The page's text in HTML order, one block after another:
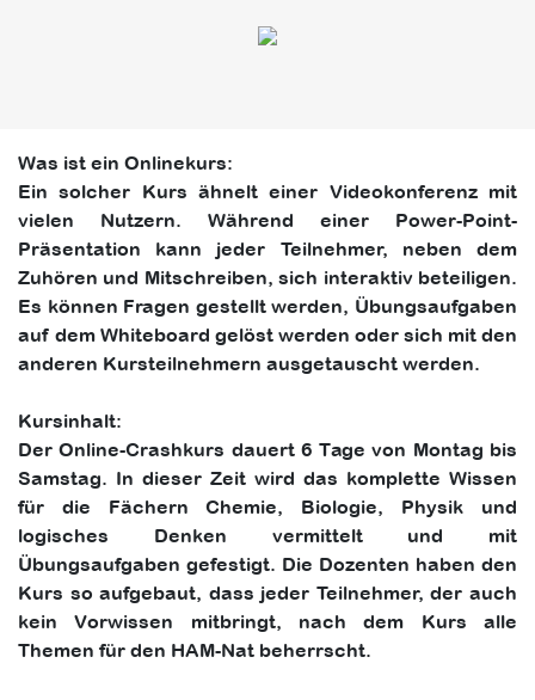
Was ist ein Onlinekurs:
Ein solcher Kurs ähnelt einer Videokonferenz mit
vielen Nutzern. Während einer Power-Point-
Präsentation kann jeder Teilnehmer, neben dem
Zuhören und Mitschreiben, sich interaktiv beteiligen.
Es können Fragen gestellt werden, Übungsaufgaben
auf dem Whiteboard gelöst werden oder sich mit den
anderen Kursteilnehmern ausgetauscht werden.
Kursinhalt:
Der Online-Crashkurs dauert 6 Tage von Montag bis
Samstag. In dieser Zeit wird das komplette Wissen
für die Fächern Chemie, Biologie, Physik und
logisches Denken vermittelt und mit
Übungsaufgaben gefestigt. Die Dozenten haben den
Kurs so aufgebaut, dass jeder Teilnehmer, der auch
kein Vorwissen mitbringt, nach dem Kurs alle
Themen für den HAM-Nat beherrscht.